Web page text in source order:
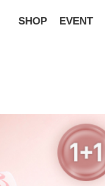
SHOP EVENT